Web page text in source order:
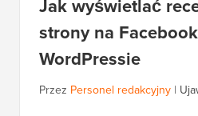
Jak wyświetlać
strony na
WordPressie
Przez Personel redakcyjny |